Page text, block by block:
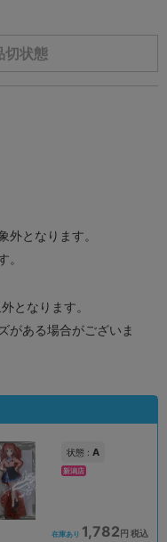
切状態
となります。
となります。
がある場合がございま
状態 : A
新潟店
在庫あり 1,782円 税込